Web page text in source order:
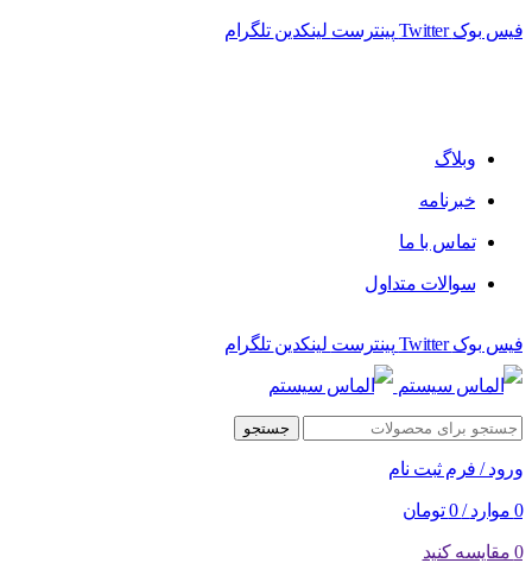
فیس بوک Twitter پینترست لینکدین تلگرام
وبلاگ
خبرنامه
تماس با ما
سوالات متداول
فیس بوک Twitter پینترست لینکدین تلگرام
جستجو
ورود / فرم ثبت نام
0 موارد /
0 تومان
0 مقایسه کنید